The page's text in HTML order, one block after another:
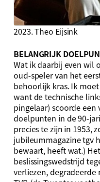
2023. Theo Eijsink
BELANGRIJK
Wat ik daarbij even wil
oud-speler van het
behoorlijk kras. Ik
want de technische
pingelaar) scoorde
doelpunten in de 90-
precies te zijn in 1953,
jubileummagazine tgv
bewaart, heeft wat.)
beslissingswedstrijd
verliezen, degradeerde